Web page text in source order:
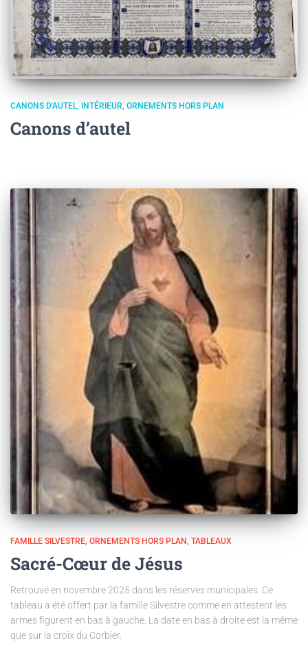
CANONS D'AUTEL INTÉRIEUR ORNEMENTS HORS PLAN
Canons d’autel
FAMILLE SILVESTRE ORNEMENTS HORS PLAN TABLEAUX
Sacré-Cœur de Jésus
Retrouvé en novembre 2025 dans les réserves municipales. Ce
tableau a été offert par la famille Silvestre comme en attestent les
armes figurent en bas à gauche. La date en bas à droite est la même
que sur la croix du Corbier.